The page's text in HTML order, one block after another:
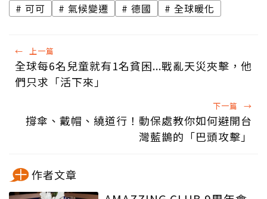
可可 氣候變遷 德國 全球暖化
← 上一篇
全球每6名兒童就有1名貧困...戰亂天災夾擊，他
們只求「活下來」
下一篇 →
撐傘、戴帽、繞道行！動保處教你如何避開台
灣藍鵲的「巴頭攻擊」
作者文章